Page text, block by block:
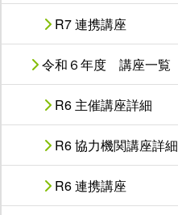
R7 連携講座
令和６年度 講座一覧
R6 主催講座詳細
R6 協力機関講座詳細
R6 連携講座